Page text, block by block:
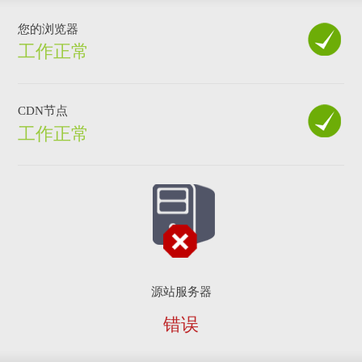
您的浏览器
工作正常
CDN节点
工作正常
源站服务器
错误